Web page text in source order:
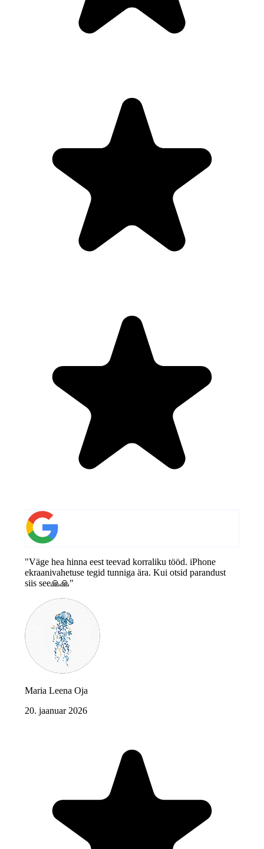
"Väge hea hinna eest teevad korraliku tööd. iPhone
ekraanivahetuse tegid tunniga ära. Kui otsid parandust
siis see🙏🙏"
Maria Leena Oja
20. jaanuar 2026